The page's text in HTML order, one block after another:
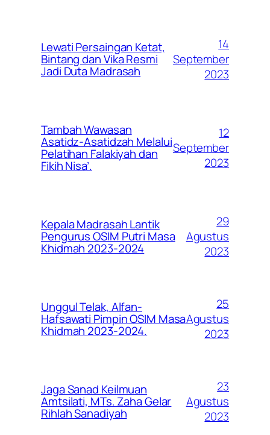
Lewati Persaingan Ketat,
Bintang dan Vika Resmi
Jadi Duta Madrasah
14
September
2023
Tambah Wawasan
Asatidz-Asatidzah Melalui
Pelatihan Falakiyah dan
Fikih Nisa’.
12
September
2023
Kepala Madrasah Lantik
Pengurus OSIM Putri Masa
Khidmah 2023-2024
29
Agustus
2023
Unggul Telak, Alfan-
Hafsawati Pimpin OSIM Masa
Khidmah 2023-2024.
25
Agustus
2023
Jaga Sanad Keilmuan
Amtsilati, MTs. Zaha Gelar
Rihlah Sanadiyah
23
Agustus
2023